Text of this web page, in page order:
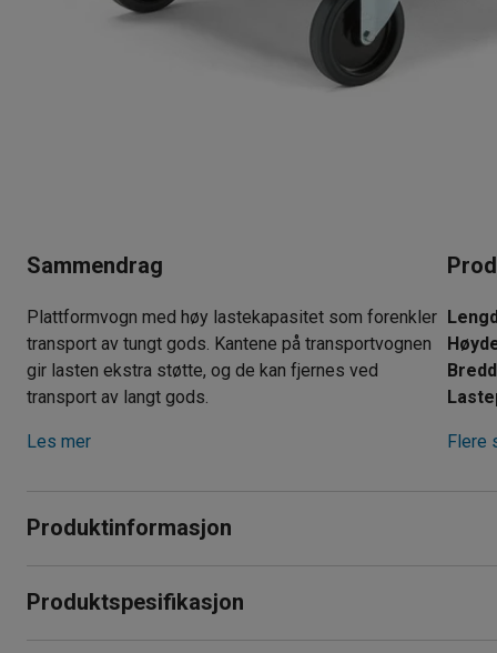
Sammendrag
Plattformvogn med høy lastekapasitet som forenkler
transport av tungt gods. Kantene på transportvognen
gir lasten ekstra støtte, og de kan fjernes ved
transport av langt gods.
Les mer Flere
Produktinformasjon
Platåvognen forenkler transport av tunge og klumpete
Produktspesifikasjon